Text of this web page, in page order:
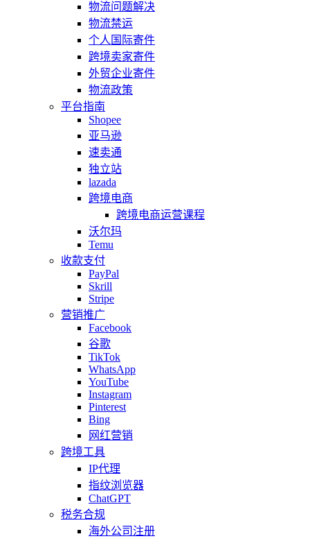
物流问题解决
物流禁运
个人国际寄件
跨境卖家寄件
外贸企业寄件
物流政策
平台指南
Shopee
亚马逊
速卖通
独立站
lazada
跨境电商
跨境电商运营课程
沃尔玛
Temu
收款支付
PayPal
Skrill
Stripe
营销推广
Facebook
谷歌
TikTok
WhatsApp
YouTube
Instagram
Pinterest
Bing
网红营销
跨境工具
IP代理
指纹浏览器
ChatGPT
税务合规
海外公司注册